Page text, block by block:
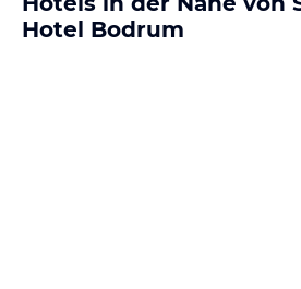
Hotel Bodrum